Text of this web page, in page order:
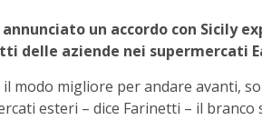
un accordo con Sicily
delle aziende nei supermercati
modo migliore per andare avanti,
esteri – dice Farinetti – il